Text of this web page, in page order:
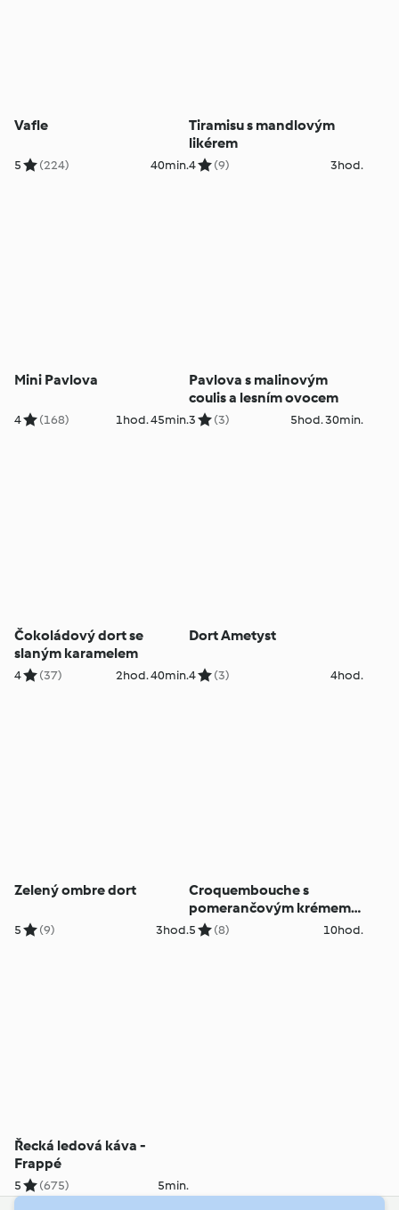
Vafle
5 (224) 40min.
Tiramisu s mandlovým
likérem
4 (9) 3hod.
Mini Pavlova
4 (168) 1hod. 45min.
Pavlova s malinovým
coulis a lesním ovocem
3 (3) 5hod. 30min.
Čokoládový dort se
slaným karamelem
4 (37) 2hod. 40min.
Dort Ametyst
4 (3) 4hod.
Zelený ombre dort
5 (9) 3hod.
Croquembouche s
pomerančovým krémem a
čokoládou
5 (8) 10hod.
Řecká ledová káva -
Frappé
5 (675) 5min.